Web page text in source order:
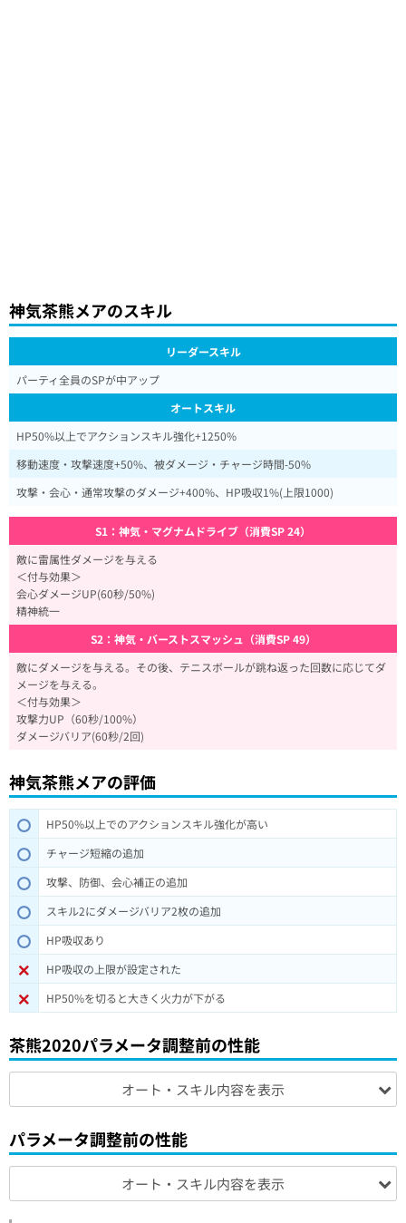
神気茶熊メアのスキル
リーダースキル
パーティ全員のSPが中アップ
オートスキル
HP50%以上でアクションスキル強化+1250%
移動速度・攻撃速度+50%、被ダメージ・チャージ時間-50%
攻撃・会心・通常攻撃のダメージ+400%、HP吸収1%(上限1000)
S1：神気・マグナムドライブ（消費SP 24）
敵に雷属性ダメージを与える
＜付与効果＞
会心ダメージUP(60秒/50%)
精神統一
S2：神気・バーストスマッシュ（消費SP 49）
敵にダメージを与える。その後、テニスボールが跳ね返った回数に応じてダ
メージを与える。
＜付与効果＞
攻撃力UP（60秒/100%）
ダメージバリア(60秒/2回)
神気茶熊メアの評価
HP50%以上でのアクションスキル強化が高い
チャージ短縮の追加
攻撃、防御、会心補正の追加
スキル2にダメージバリア2枚の追加
HP吸収あり
HP吸収の上限が設定された
HP50%を切ると大きく火力が下がる
茶熊2020パラメータ調整前の性能
オート・スキル内容を表示
パラメータ調整前の性能
オート・スキル内容を表示